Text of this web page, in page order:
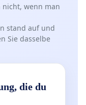
nicht, wenn man
stand auf und
Sie dasselbe
die du